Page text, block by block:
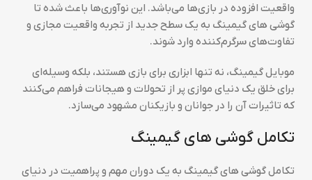
واقعیت افزوده در بازی‌ها می‌باشد. این نوآوری‌ها باعث شده تا
گوشی های گیمینگ به یک سطح جدید از تجربه واقعیت مجازی و
تفاوت‌های سرگرم‌کننده وارد شوند.
موبایل گیمینگ، نه تنها ابزاری برای بازی هستند، بلکه وسیله‌ای
برای خلق یک دنیای موازی پر از تحولات و هیجانات فراهم می‌کنند
که تاثیرات آن را در جوانان و بازیکنان مشهود می‌سازد.
تکامل گوشی های گیمینگ
تکامل گوشی های گیمینگ به یک دوران مهم و پراهمیت در دنیای